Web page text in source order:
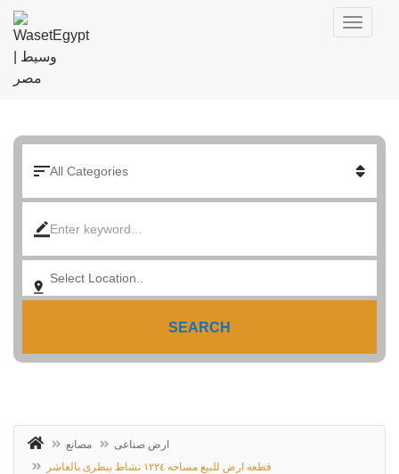
SEARCH
مصانع
ارض صناعى
قطعه ارض للبيع مساحه ١٢٢٤ نشاط بيطرى بالعاشر